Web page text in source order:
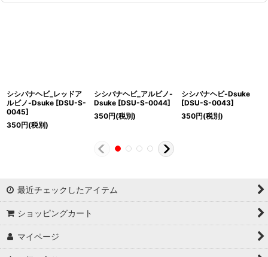
シシバナヘビ_レッドア
ルビノ-Dsuke [DSU-S-
0045]
350円(税別)
シシバナヘビ_アルビノ-
Dsuke [DSU-S-0044]
350円(税別)
シシバナヘビ-Dsuke
[DSU-S-0043]
350円(税別)
最近チェックしたアイテム
ショッピングカート
マイページ